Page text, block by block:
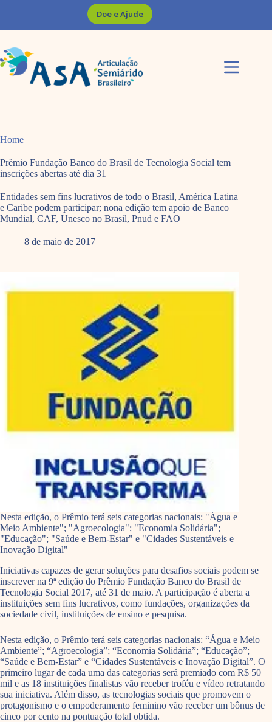
Doe e Ajude
Home
Prêmio Fundação Banco do Brasil de Tecnologia Social tem
inscrições abertas até dia 31
Entidades sem fins lucrativos de todo o Brasil, América Latina
e Caribe podem participar; nona edição tem apoio de Banco
Mundial, CAF, Unesco no Brasil, Pnud e FAO
8 de maio de 2017
Nesta edição, o Prêmio terá seis categorias nacionais: "Água e
Meio Ambiente"; "Agroecologia"; "Economia Solidária";
"Educação"; "Saúde e Bem-Estar" e "Cidades Sustentáveis e
Inovação Digital"
Iniciativas capazes de gerar soluções para desafios sociais podem se
inscrever na 9ª edição do Prêmio Fundação Banco do Brasil de
Tecnologia Social 2017, até 31 de maio. A participação é aberta a
instituições sem fins lucrativos, como fundações, organizações da
sociedade civil, instituições de ensino e pesquisa.
Nesta edição, o Prêmio terá seis categorias nacionais: “Água e Meio
Ambiente”; “Agroecologia”; “Economia Solidária”; “Educação”;
“Saúde e Bem-Estar” e “Cidades Sustentáveis e Inovação Digital”. O
primeiro lugar de cada uma das categorias será premiado com R$ 50
mil e as 18 instituições finalistas vão receber troféu e vídeo retratando
sua iniciativa. Além disso, as tecnologias sociais que promovem o
protagonismo e o empoderamento feminino vão receber um bônus de
cinco por cento na pontuação total obtida.